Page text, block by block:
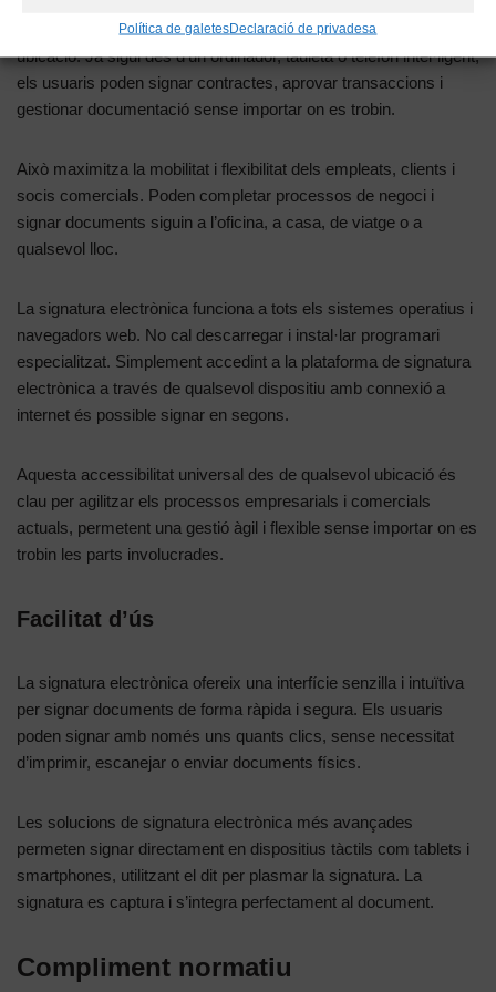
Política de galetesDeclaració de privadesa
Signar documents i accedir-hi des de qualsevol dispositiu i
ubicació. Ja sigui des d’un ordinador, tauleta o telèfon intel·ligent,
els usuaris poden signar contractes, aprovar transaccions i
gestionar documentació sense importar on es trobin.
Això maximitza la mobilitat i flexibilitat dels empleats, clients i
socis comercials. Poden completar processos de negoci i
signar documents siguin a l’oficina, a casa, de viatge o a
qualsevol lloc.
La signatura electrònica funciona a tots els sistemes operatius i
navegadors web. No cal descarregar i instal·lar programari
especialitzat. Simplement accedint a la plataforma de signatura
electrònica a través de qualsevol dispositiu amb connexió a
internet és possible signar en segons.
Aquesta accessibilitat universal des de qualsevol ubicació és
clau per agilitzar els processos empresarials i comercials
actuals, permetent una gestió àgil i flexible sense importar on es
trobin les parts involucrades.
Facilitat d’ús
La signatura electrònica ofereix una interfície senzilla i intuïtiva
per signar documents de forma ràpida i segura. Els usuaris
poden signar amb només uns quants clics, sense necessitat
d’imprimir, escanejar o enviar documents físics.
Les solucions de signatura electrònica més avançades
permeten signar directament en dispositius tàctils com tablets i
smartphones, utilitzant el dit per plasmar la signatura. La
signatura es captura i s’integra perfectament al document.
Compliment normatiu